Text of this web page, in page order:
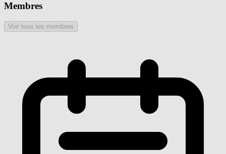
Membres
Voir tous les membres